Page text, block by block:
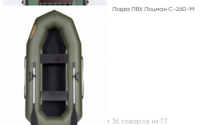
Лодка ПВХ Лоцман С-260-М
Вы посмотрели 36 товаров из 73